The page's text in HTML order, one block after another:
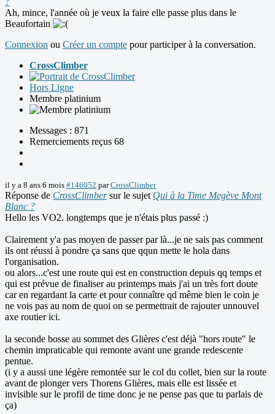
Ah, mince, l'année où je veux la faire elle passe plus dans le
Beaufortain
Connexion ou Créer un compte pour participer à la conversation.
CrossClimber
Hors Ligne
Membre platinium
Messages : 871
Remerciements reçus 68
il y a 8 ans 6 mois #146052 parCrossClimber
Réponse de CrossClimbersur le sujet Qui à la Time Megève Mont
Blanc ?
Hello les VO2. longtemps que je n'étais plus passé :)
Clairement y'a pas moyen de passer par là...je ne sais pas comment
ils ont réussi à pondre ça sans que qqun mette le hola dans
l'organisation.
ou alors...c'est une route qui est en construction depuis qq temps et
qui est prévue de finaliser au printemps mais j'ai un très fort doute
car en regardant la carte et pour connaître qd même bien le coin je
ne vois pas au nom de quoi on se permettrait de rajouter unnouvel
axe routier ici.
la seconde bosse au sommet des Glières c'est déjà "hors route" le
chemin impraticable qui remonte avant une grande redescente
pentue.
(i y a aussi une légère remontée sur le col du collet, bien sur la route
avant de plonger vers Thorens Glières, mais elle est lissée et
invisible sur le profil de time donc je ne pense pas que tu parlais de
ça)